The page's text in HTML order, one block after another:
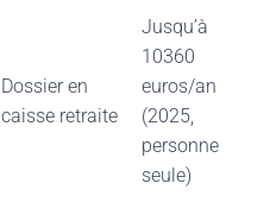
Dossier en
caisse retraite
Jusqu’à
10360
euros/an
(2025,
personne
seule)